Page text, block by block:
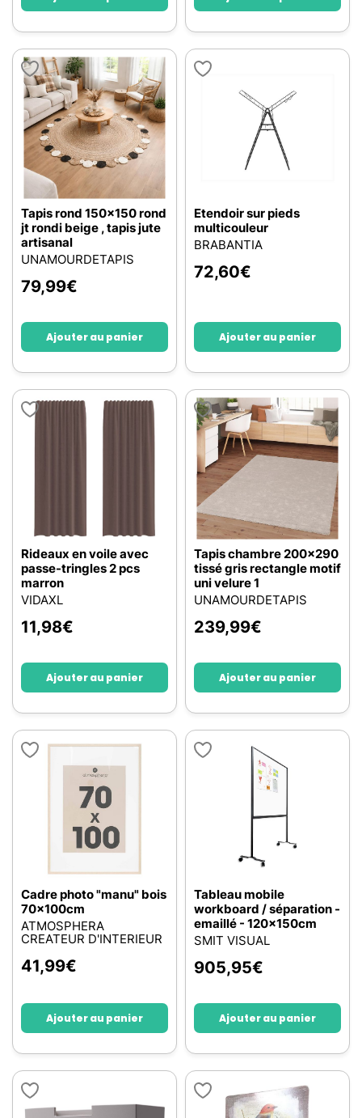
Tapis rond 150x150 rond
jt rondi beige , tapis jute
artisanal
UNAMOURDETAPIS
79,99€
Ajouter au panier
Etendoir sur pieds
multicouleur
BRABANTIA
72,60€
Ajouter au panier
Rideaux en voile avec
passe-tringles 2 pcs
marron
VIDAXL
11,98€
Ajouter au panier
Tapis chambre 200x290
tissé gris rectangle motif
uni velure 1
UNAMOURDETAPIS
239,99€
Ajouter au panier
Cadre photo "manu" bois
70x100cm
ATMOSPHERA
CREATEUR D'INTERIEUR
41,99€
Ajouter au panier
Tableau mobile
workboard / séparation -
emaillé - 120x150cm
SMIT VISUAL
905,95€
Ajouter au panier